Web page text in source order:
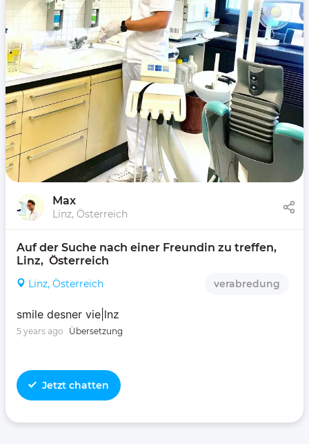
Max
Linz, Österreich
Auf der Suche nach einer Freundin zu treffen,
Linz,  Österreich
Linz, Österreich verabredung
smile desner vie|lnz
5 years ago Übersetzung
Jetzt chatten